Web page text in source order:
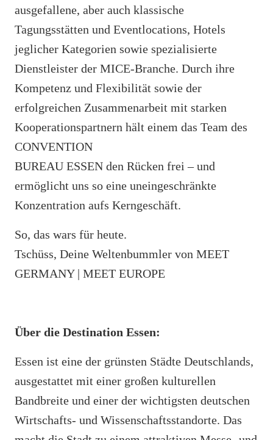
ausgefallene, aber auch klassische
Tagungsstätten und Eventlocations, Hotels
jeglicher Kategorien sowie spezialisierte
Dienstleister der MICE-Branche. Durch ihre
Kompetenz und Flexibilität sowie der
erfolgreichen Zusammenarbeit mit starken
Kooperationspartnern hält einem das Team des
CONVENTION
BUREAU ESSEN den Rücken frei – und
ermöglicht uns so eine uneingeschränkte
Konzentration aufs Kerngeschäft.
So, das wars für heute.
Tschüss, Deine Weltenbummler von MEET
GERMANY | MEET EUROPE
Über die Destination Essen:
Essen ist eine der grünsten Städte Deutschlands,
ausgestattet mit einer großen kulturellen
Bandbreite und einer der wichtigsten deutschen
Wirtschafts- und Wissenschaftsstandorte. Das